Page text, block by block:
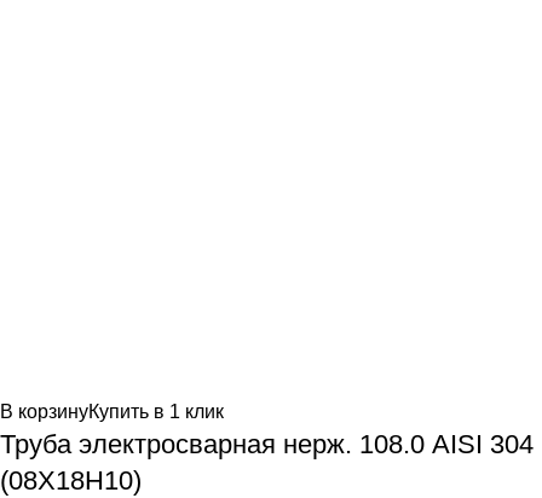
В корзинуКупить в 1 клик
Труба электросварная нерж. 108.0 AISI 304
(08Х18Н10)